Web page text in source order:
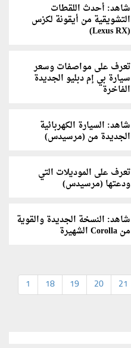
شاهد: أحدث اللقطات
التشويقية من أيقونة لكزس
(Lexus RX)
تعرف على مواصفات وسعر
سيارة بي إم دبليو الجديدة
الفاخرة
شاهد: السيارة الكهربائية
الجديدة من (مرسيدس)
تعرف على الموديلات التي
ودعتها (مرسيدس)
شاهد: النسخة الجديدة والقوية
من Corolla الشهيرة
1 18 19 20 21